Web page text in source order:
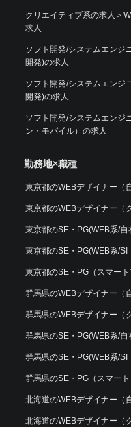
クリエイティブ系の求人 ＞
求人
ソフト開発/システムエンジ
開発)の求人
ソフト開発/システムエンジ
開発)の求人
ソフト開発/システムエンジ
ン・モバイル）の求人
勤務地×職種
東京都のWEBデザイナー（
東京都のWEBデザイナー（
東京都のSE・PG(WEB系/自
東京都のSE・PG(WEB系/SI
東京都のSE・PG（スマー
群馬県のWEBデザイナー（
群馬県のWEBデザイナー（
群馬県のSE・PG(WEB系/自
群馬県のSE・PG(WEB系/SI
群馬県のSE・PG（スマー
北海道のWEBデザイナー（
北海道のWEBデザイナー（